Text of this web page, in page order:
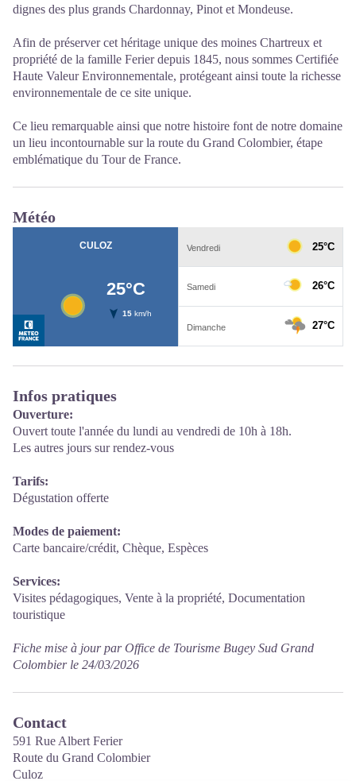
dignes des plus grands Chardonnay, Pinot et Mondeuse.
Afin de préserver cet héritage unique des moines Chartreux et
propriété de la famille Ferier depuis 1845, nous sommes Certifiée
Haute Valeur Environnementale, protégeant ainsi toute la richesse
environnementale de ce site unique.
Ce lieu remarquable ainsi que notre histoire font de notre domaine
un lieu incontournable sur la route du Grand Colombier, étape
emblématique du Tour de France.
Météo
Infos pratiques
Ouverture:
Ouvert toute l'année du lundi au vendredi de 10h à 18h.
Les autres jours sur rendez-vous
Tarifs:
Dégustation offerte
Modes de paiement:
Carte bancaire/crédit, Chèque, Espèces
Services:
Visites pédagogiques, Vente à la propriété, Documentation
touristique
Fiche mise à jour par Office de Tourisme Bugey Sud Grand
Colombier le 24/03/2026
Contact
591 Rue Albert Ferier
Route du Grand Colombier
Culoz